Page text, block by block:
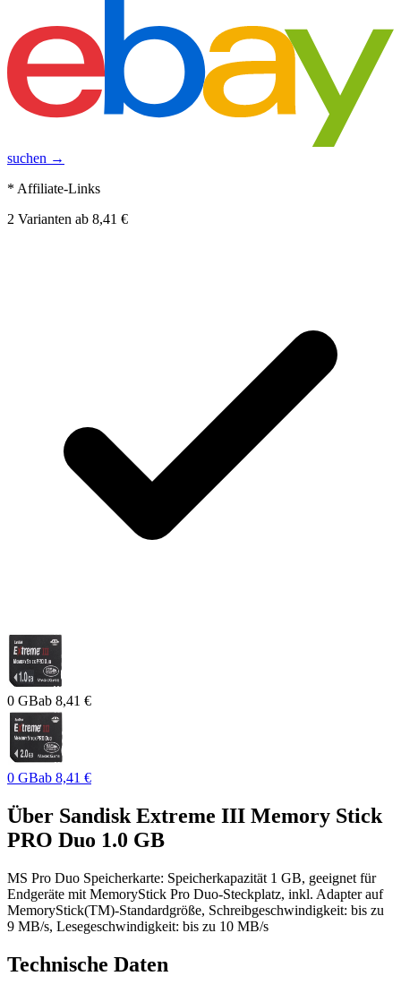
suchen →
* Affiliate-Links
2 Varianten ab 8,41 €
0 GBab 8,41 €
0 GBab 8,41 €
Über Sandisk Extreme III Memory Stick
PRO Duo 1.0 GB
MS Pro Duo Speicherkarte: Speicherkapazität 1 GB, geeignet für
Endgeräte mit MemoryStick Pro Duo-Steckplatz, inkl. Adapter auf
MemoryStick(TM)-Standardgröße, Schreibgeschwindigkeit: bis zu
9 MB/s, Lesegeschwindigkeit: bis zu 10 MB/s
Technische Daten